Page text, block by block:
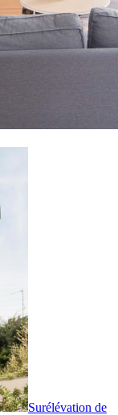
Surélévation de